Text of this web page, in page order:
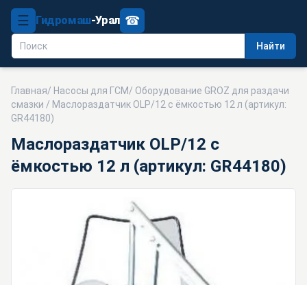
☰ Гидромаш-Урал
Найти
☎
Главная/ Насосы для ГСМ/ Оборудование GROZ для раздачи
смазки / Маслораздатчик OLP/12 с ёмкостью 12 л (артикул:
GR44180)
Маслораздатчик OLP/12 с
ёмкостью 12 л (артикул: GR44180)